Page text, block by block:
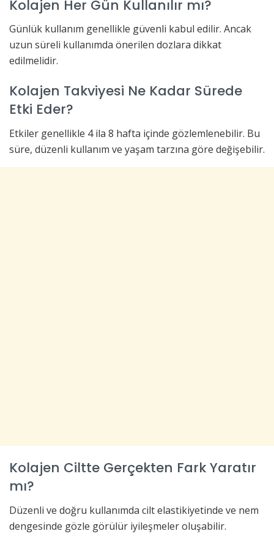
Kolajen Her Gün Kullanılır mı?
Günlük kullanım genellikle güvenli kabul edilir. Ancak
uzun süreli kullanımda önerilen dozlara dikkat
edilmelidir.
Kolajen Takviyesi Ne Kadar Sürede
Etki Eder?
Etkiler genellikle 4 ila 8 hafta içinde gözlemlenebilir. Bu
süre, düzenli kullanım ve yaşam tarzına göre değişebilir.
Kolajen Ciltte Gerçekten Fark Yaratır
mı?
Düzenli ve doğru kullanımda cilt elastikiyetinde ve nem
dengesinde gözle görülür iyileşmeler oluşabilir.